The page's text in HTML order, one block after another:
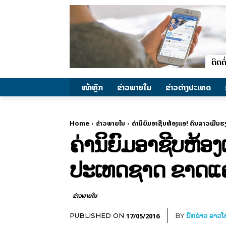
ໜ້າຫຼັກ ຂ່າວພາຍ​ໃນ ຂ່າວຕ່າງປະເທດ
Home ຂ່າວພາຍ​ໃນ ຄ່ານິຍົມອາຊີບຫ້ອງແອ! ຄົນລາວເມີນ
ຄ່ານິຍົມອາຊີບຫ້ອ
ປະເທດຊາດ ຂາດ
ຂ່າວພາຍ​ໃນ
PUBLISHED ON 17/05/2016 BYນັກຂ່າວ ລາວ